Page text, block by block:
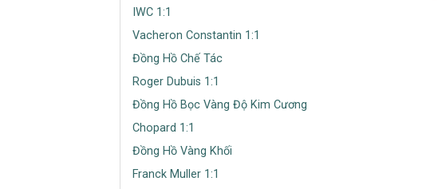
IWC 1:1
Vacheron Constantin 1:1
Đồng Hồ Chế Tác
Roger Dubuis 1:1
Đồng Hồ Bọc Vàng Độ Kim Cương
Chopard 1:1
Đồng Hồ Vàng Khối
Franck Muller 1:1